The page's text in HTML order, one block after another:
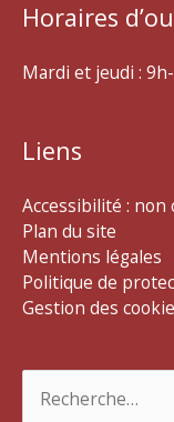
Horaires
Mardi et jeudi :
Liens
Accessibilité : non
Plan du site
Mentions légales
Politique de
Gestion des